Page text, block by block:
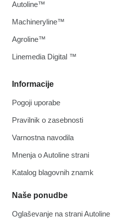
Informacije
Pogoji uporabe
Pravilnik o zasebnosti
Varnostna navodila
Mnenja o Autoline strani
Katalog blagovnih znamk
Naše ponudbe
Oglaševanje na strani Autoline
Autoline™
Machineryline™
Agroline™
Linemedia Digital ™